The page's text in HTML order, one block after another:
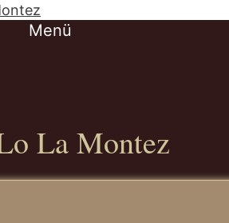
Menü
La Montez